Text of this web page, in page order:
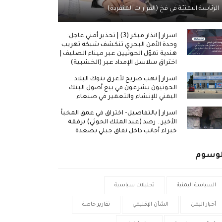
الرئاسة اليمنيّة في فخ (القرارات المنفردة)
اسرار | انذار مبكر (3) | تحذير أمني عاجل:
وحدة الأمن البحري تنكشف شبكة تهريب
هندية تموّل الحوثيين عبر ميناء الصليف |
اختراق سلاسل الإمداد عبر (الخشبية)
اسرار | نهب صريح لأعرق بنوك البلاد ..
الحوثيون يشرعون في بيع أصول البنك
اليمني للإنشاء والتعمير في صنعاء
اسرار | بالتفاصيل- اختراق في عمق المخبأ
الأخير.. رصد (عبد الملك الحوثي) برفقة
خبراء أجانب داخل نفاق جبلي بصعدة
السياسة اليمنية تحليلات سياسية
أخبار اليمن الشأن الإقليمي تقارير خاصة